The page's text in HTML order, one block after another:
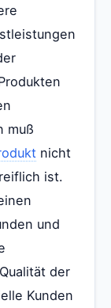
muß
nicht
ist.
und
der
Kunden